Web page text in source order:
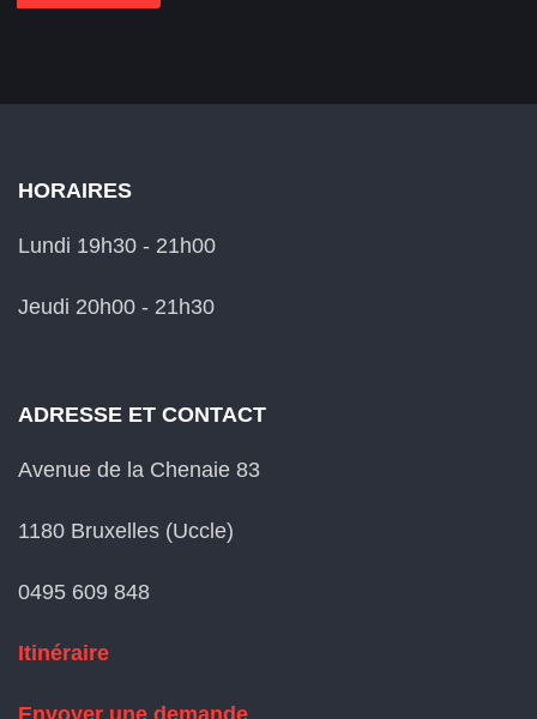
HORAIRES
Lundi 19h30 - 21h00
Jeudi 20h00 - 21h30
ADRESSE ET CONTACT
Avenue de la Chenaie 83
1180 Bruxelles (Uccle)
0495 609 848
Itinéraire